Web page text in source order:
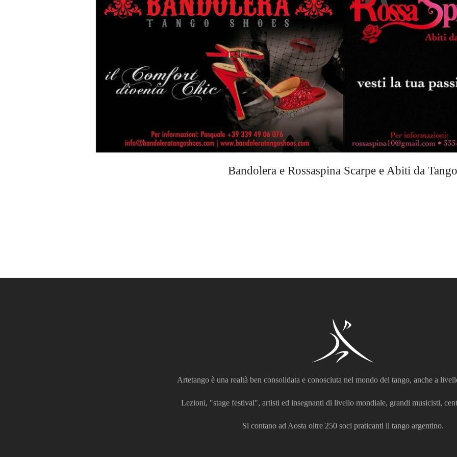
Bandolera e Rossaspina Scarpe e Abiti da Tango
Artetango è una realtà ben consolidata e conosciuta nel mondo del tango, anche a
Lezioni, "stage festival", artisti ed insegnanti di livello mondiale, grandi musicisti,
Si contano ad Aosta oltre 250 soci praticanti il tango argentino.